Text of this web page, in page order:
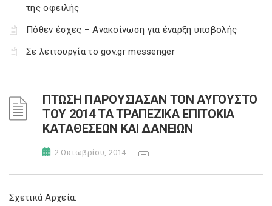
της οφειλής
Πόθεν έσχες – Ανακοίνωση για έναρξη υποβολής
Σε λειτουργία το gov.gr messenger
ΠΤΩΣΗ ΠΑΡΟΥΣΙΑΣΑΝ ΤΟΝ ΑΥΓΟΥΣΤΟ
ΤΟΥ 2014 ΤΑ ΤΡΑΠΕΖΙΚΑ ΕΠΙΤΟΚΙΑ
ΚΑΤΑΘΕΣΕΩΝ ΚΑΙ ΔΑΝΕΙΩΝ
2 Οκτωβρίου, 2014
Σχετικά Αρχεία: